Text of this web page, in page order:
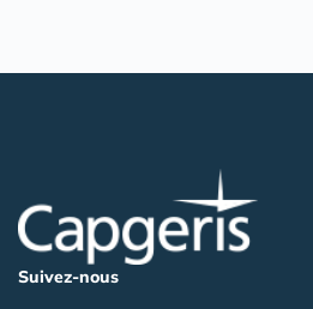
Suivez-nous